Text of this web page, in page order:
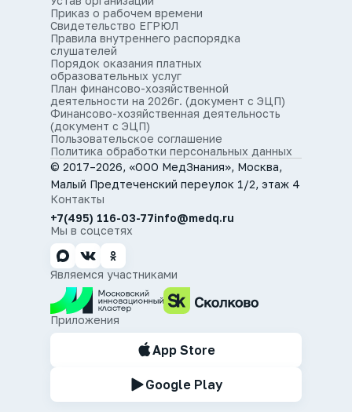
Приказ о рабочем времени
Свидетельство ЕГРЮЛ
Правила внутреннего распорядка
слушателей
Порядок оказания платных
образовательных услуг
План финансово-хозяйственной
деятельности на 2026г. (документ с ЭЦП)
Финансово-хозяйственная деятельность
(документ с ЭЦП)
Пользовательское соглашение
Политика обработки персональных данных
© 2017–2026, «ООО МедЗнания», Москва,
Малый Предтеченский переулок 1/2, этаж 4
Контакты
+7(495) 116-03-77info@medq.ru
Мы в соцсетях
Являемся участниками
Приложения
App Store
Google Play